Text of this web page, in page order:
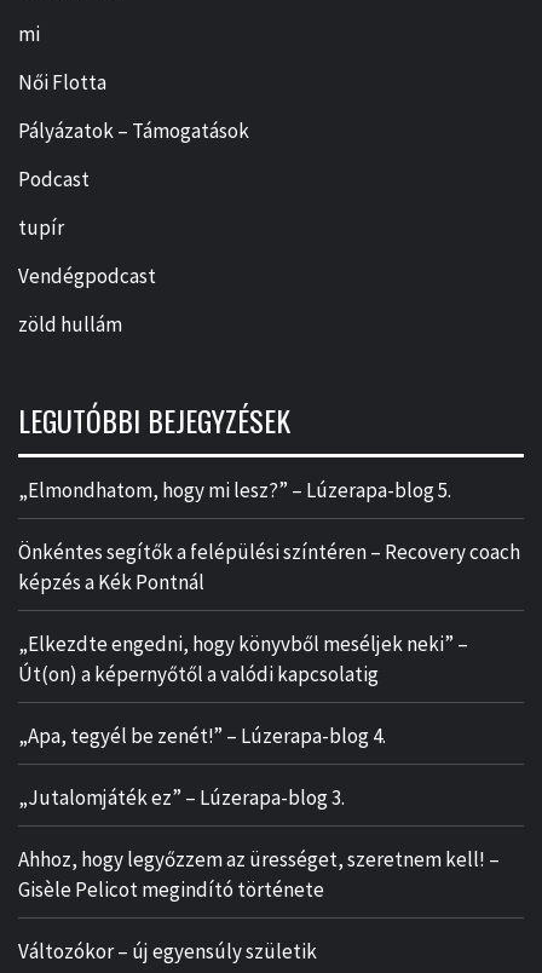
mi
Női Flotta
Pályázatok – Támogatások
Podcast
tupír
Vendégpodcast
zöld hullám
LEGUTÓBBI BEJEGYZÉSEK
„Elmondhatom, hogy mi lesz?” – Lúzerapa-blog 5.
Önkéntes segítők a felépülési színtéren – Recovery coach
képzés a Kék Pontnál
„Elkezdte engedni, hogy könyvből meséljek neki” –
Út(on) a képernyőtől a valódi kapcsolatig
„Apa, tegyél be zenét!” – Lúzerapa-blog 4.
„Jutalomjáték ez” – Lúzerapa-blog 3.
Ahhoz, hogy legyőzzem az ürességet, szeretnem kell! –
Gisèle Pelicot megindító története
Változókor – új egyensúly születik